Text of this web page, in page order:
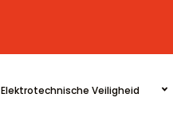
Elektrotechnische Veiligheid